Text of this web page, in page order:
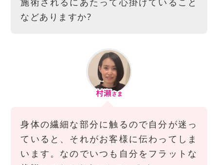
などありますか?
身体の繊細な部分に触るので自分が迷っ
ていると、それがお客様に伝わってしま
います。なのでいつも自分をフラットな